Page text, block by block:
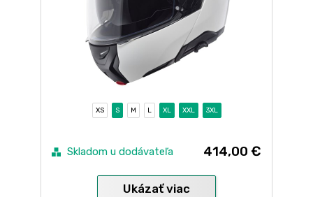
XS S M L XL XXL 3XL
Skladom u dodávateľa 414,00 €
Ukázať viac